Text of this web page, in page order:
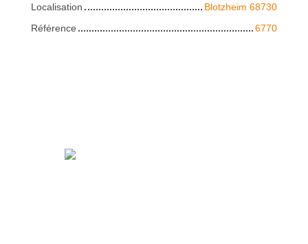
Localisation
Blotzheim 68730
Référence
6770